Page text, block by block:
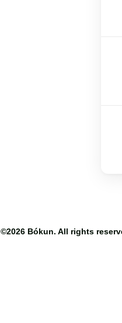
©2026 Bókun. All rights